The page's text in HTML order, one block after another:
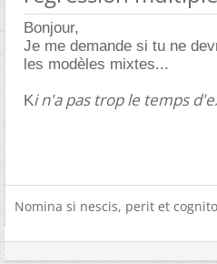
Bonjour,
Je me demande si tu ne
les modèles mixtes...
Ki n'a pas trop le temps
Nomina si nescis, perit et